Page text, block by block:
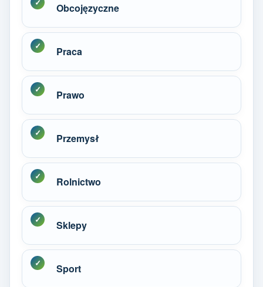
Obcojęzyczne
Praca
Prawo
Przemysł
Rolnictwo
Sklepy
Sport